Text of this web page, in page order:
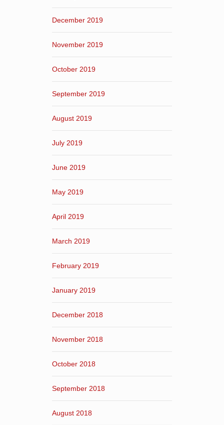
December 2019
November 2019
October 2019
September 2019
August 2019
July 2019
June 2019
May 2019
April 2019
March 2019
February 2019
January 2019
December 2018
November 2018
October 2018
September 2018
August 2018